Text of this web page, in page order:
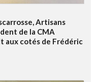
Artisans
de la CMA
aux cotés de Frédéric